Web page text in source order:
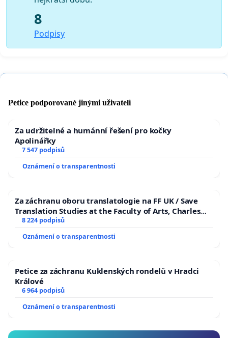
8
Podpisy
Petice podporované jinými uživateli
Za udržitelné a humánní řešení pro kočky
Apolinářky
7 547 podpisů
Oznámení o transparentnosti
Za záchranu oboru translatologie na FF UK / Save
Translation Studies at the Faculty of Arts, Charles
University
8 224 podpisů
Oznámení o transparentnosti
Petice za záchranu Kuklenských rondelů v Hradci
Králové
6 964 podpisů
Oznámení o transparentnosti